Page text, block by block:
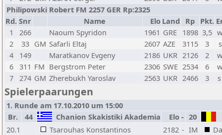
Philipowski Robert FM 2257 GER Rp:2325
Rd. Snr Name Elo Land Rp Pkt.
1
266 Naoum Spyridon 1961 GRE 1898 3,5
2
33 GM Safarli Eltaj 2607 AZE 3115 3
4
149 Maratkanov Evgeny 2186 UKR 2126 2
6 311 FM Bergstrom Peter 2306 SWE 2534 6
7 274 GM Zherebukh Yaroslav 2563 UKR 2466 3
Spielerpaarungen
1. Runde am 17.10.2010 um 15:00
Br.
44 Chanion Skakistiki Akademia Elo - 20
20.1
Tsarouhas Konstantinos 2182 - IM